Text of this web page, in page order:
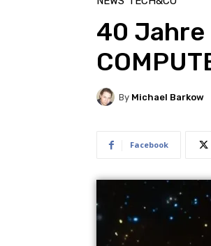
40 Jahre
By Michael Barkow
Facebook